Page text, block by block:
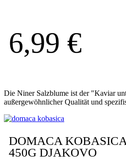
6,99 €
Die Niner Salzblume ist der "Kaviar
außergewöhnlicher Qualität und
DOMACA
450G DJAKOVO